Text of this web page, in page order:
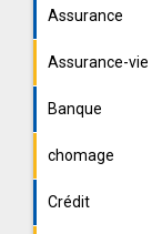
Assurance
Assurance-vie
Banque
chomage
Crédit